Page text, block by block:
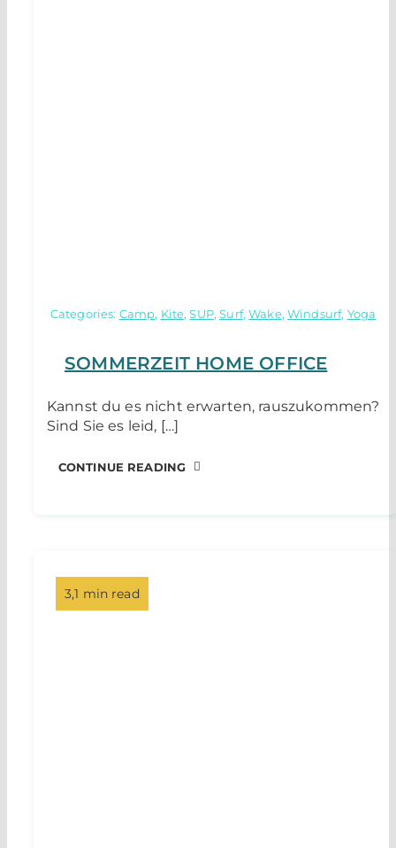
Categories: Camp, Kite,SUP,Surf,Wake,Windsurf, Yoga
SOMMERZEIT HOME OFFICE
Kannst du es nicht erwarten, rauszukommen?
Sind Sie es leid, […]
CONTINUE READING
3,1 min read